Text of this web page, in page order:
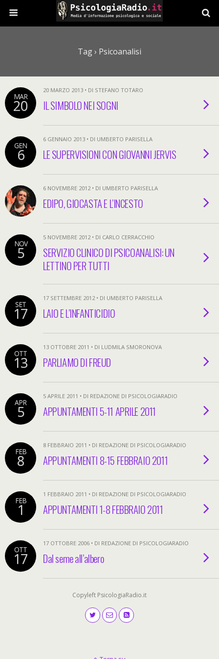
Tag › Psicoanalisi
MAR
20
20 MARZO 2013 • DI STEFANO TOTARO
IL SIMBOLO NEI SOGNI
GEN
6
6 GENNAIO 2013 • DI UMBERTO PARISELLA
LE SUPERVISIONI CON GIOVANNI JERVIS
6 NOVEMBRE 2012 • DI UMBERTO PARISELLA
EDIPO, GIOCASTA E L’INCESTO
NOV
5
5 NOVEMBRE 2012 • DI CARLO CERRACCHIO
SERVIZIO CLINICO DI PSICOANALISI: UN
LETTINO PER TUTTI
SET
17
17 SETTEMBRE 2012 • DI UMBERTO PARISELLA
LAIO E L’INFANTICIDIO
OTT
13
13 OTTOBRE 2011 • DI LUDMILA SMORONOVA
PARLIAMO DI FREUD
APR
5
5 APRILE 2011 • DI REDAZIONE DI PSICOLOGIARADIO
APPUNTAMENTI 5-11 APRILE 2011
FEB
8
8 FEBBRAIO 2011 • DI REDAZIONE DI PSICOLOGIARADIO
APPUNTAMENTI 8-15 FEBBRAIO 2011
FEB
1
1 FEBBRAIO 2011 • DI REDAZIONE DI PSICOLOGIARADIO
APPUNTAMENTI 1-8 FEBBRAIO 2011
OTT
17
17 OTTOBRE 2006 • DI REDAZIONE DI PSICOLOGIARADIO
Dal seme all’albero
Copyleft PsicologiaRadio.it